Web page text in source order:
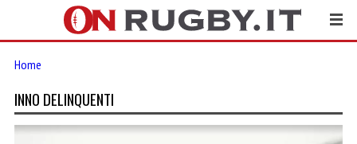
Home
INNO DELINQUENTI